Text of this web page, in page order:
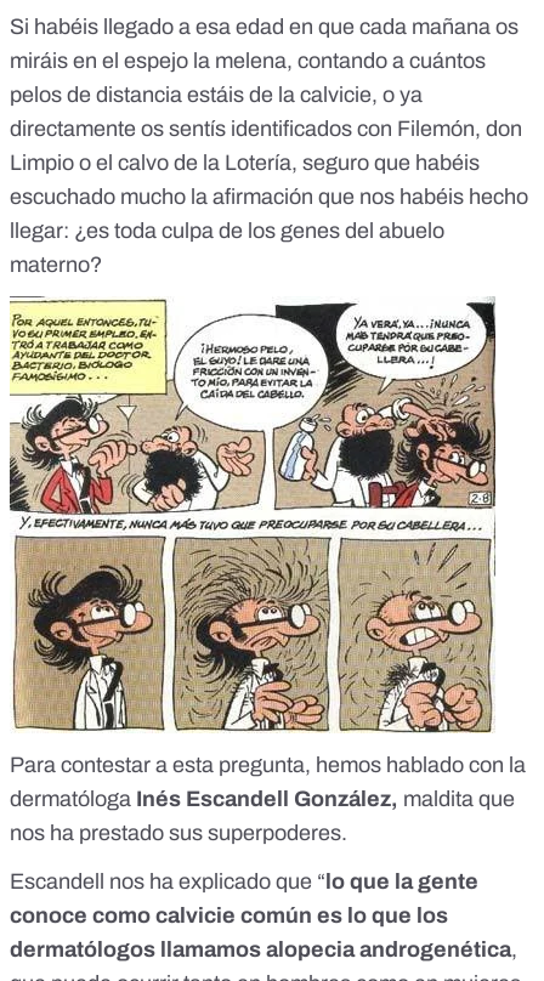
Si habéis llegado a esa edad en que cada mañana os
miráis en el espejo la melena, contando a cuántos
pelos de distancia estáis de la calvicie, o ya
directamente os sentís identificados con Filemón, don
Limpio o el calvo de la Lotería, seguro que habéis
escuchado mucho la afirmación que nos habéis hecho
llegar: ¿es toda culpa de los genes del abuelo
materno?
Para contestar a esta pregunta, hemos hablado con la
dermatóloga Inés Escandell González, maldita que
nos ha prestado sus superpoderes.
Escandell nos ha explicado que “ lo que la gente
conoce como calvicie común es lo que los
dermatólogos llamamos alopecia androgenética,